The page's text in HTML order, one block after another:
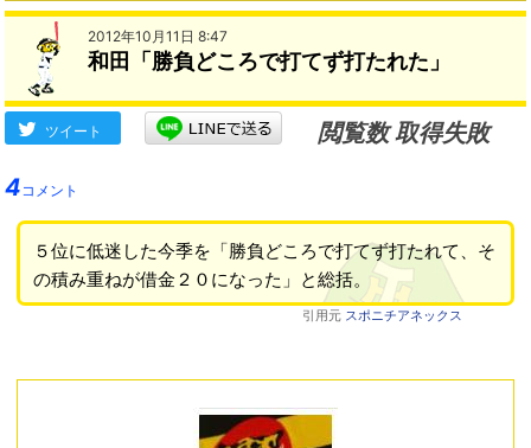
2012年10月11日 8:47
和田「勝負どころで打てず打たれた」
ツイート
閲覧数 取得失敗
4コメント
５位に低迷した今季を「勝負どころで打てず打たれて、そ
の積み重ねが借金２０になった」と総括。
引用元 スポニチアネックス